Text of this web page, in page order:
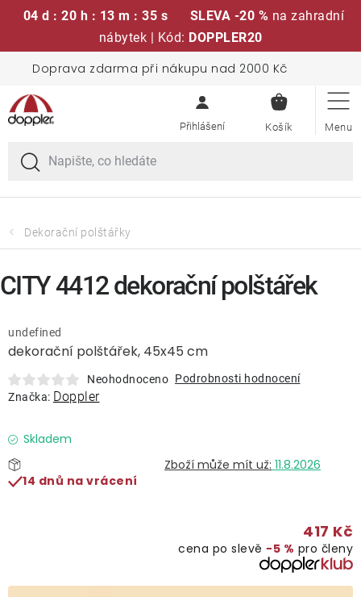
04 d : 20 h : 13 m : 35 s SLEVA -20 % na zahradní
nábytek | Kód: DOPPLER20
obsah
Doprava zdarma při nákupu nad 2000 Kč
KOŠÍK
Sedací soupravy
Slunečníky
Křesla a židle
Dekorační polštářky
dekorační polštářek, 45x45 cm
undefined
Neohodnoceno Podrobnosti hodnocení
Značka: Doppler
Skladem
11.8.2026
14 dnů na vrácení
417 Kč
cena po slevě −5 % pro členy
CITY 4412 dekorační polštářek